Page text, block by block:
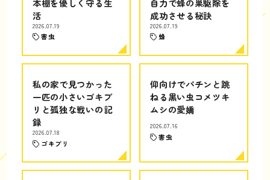
活
2026.07.19
害虫
成功させる秘訣
2026.07.19
蜂
私の家で見つかった
一匹の小さいゴキブ
リと孤独な戦いの記
録
2026.07.18
ゴキブリ
仰向けでパチンと跳
ねる黒い虫コメツキ
ムシの愛嬌
2026.07.16
害虫